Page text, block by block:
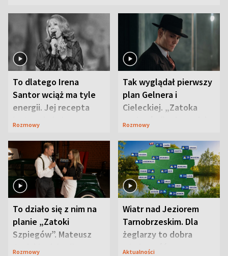
To dlatego Irena
Santor wciąż ma tyle
energii. Jej recepta
jest zaskakująco
Rozmowy
Tak wyglądał pierwszy
plan Gelnera i
Cieleckiej. „Zatoka
szpiegów” od razu ich
Rozmowy
To działo się z nim na
planie „Zatoki
Szpiegów”. Mateusz
Janicki odsłonił
Rozmowy
Wiatr nad Jeziorem
Tarnobrzeskim. Dla
żeglarzy to dobra
wiadomość
Aktualności